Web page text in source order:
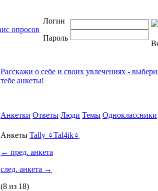
Логин
Пароль
Расскажи о себе и своих увлечениях -
тебе анкеты!
Анкетки Ответы Люди Темы Одноклассники
Анкеты Tally ♀Tal4ik♀
← пред. анкета
след. анкета →
(8 из 18)